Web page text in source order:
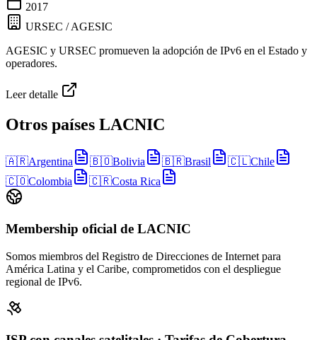
2017
URSEC / AGESIC
AGESIC y URSEC promueven la adopción de IPv6 en el Estado y
operadores.
Leer detalle
Otros países LACNIC
🇦🇷Argentina 🇧🇴Bolivia 🇧🇷Brasil 🇨🇱Chile
🇨🇴Colombia 🇨🇷Costa Rica
Membership oficial de LACNIC
Somos miembros del Registro de Direcciones de Internet para
América Latina y el Caribe, comprometidos con el despliegue
regional de IPv6.